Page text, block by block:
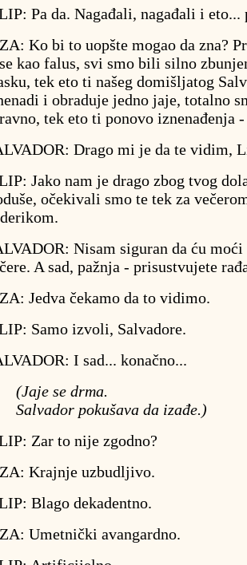
Pa da. Nagađali, nagađali i
Ko bi to uopšte mogao da zna?
kao falus, svi smo bili silno
tek eto ti našeg domišljatog
i obraduje jedno jaje, totalno
tek eto ti ponovo iznenađenja
Drago mi je da te vidim,
Jako nam je drago zbog tvog
očekivali smo te tek za
Nisam siguran da ću moći
A sad, pažnja - prisustvujete
Jedva čekamo da to vidimo.
Samo izvoli, Salvadore.
I sad... konačno...
(Jaje se drma.
Salvador pokušava da izađe.)
Zar to nije zgodno?
Krajnje uzbudljivo.
Blago dekadentno.
Umetnički avangardno.